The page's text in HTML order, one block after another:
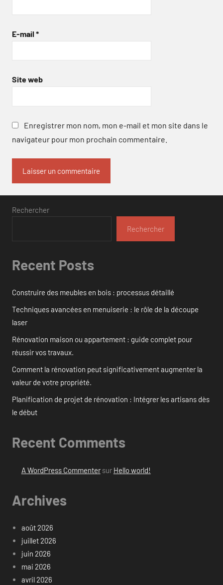
E-mail *
Site web
Enregistrer mon nom, mon e-mail et mon site dans le
navigateur pour mon prochain commentaire.
Rechercher
Rechercher
Recent Posts
Construire des meubles en bois : processus détaillé
Techniques avancées en menuiserie : le rôle de la découpe
laser
Rénovation maison ou appartement : guide complet pour
réussir vos travaux.
Comment la rénovation peut significativement augmenter la
valeur de votre propriété.
Planification de projet de rénovation : Intégrer les artisans dès
le début
Recent Comments
A WordPress Commentersur Hello world!
Archives
août 2026
juillet 2026
juin 2026
mai 2026
avril 2026